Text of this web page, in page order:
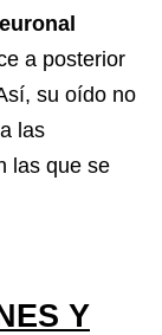
a posterior
su oído no
las
las que se
Y